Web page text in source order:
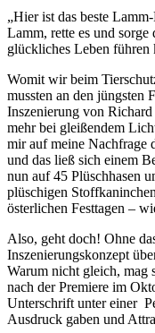
„Hier ist das beste
Lamm, rette es und sorge
glückliches Leben führen
Womit wir beim
mussten an den jüngsten
Inszenierung von
mehr bei gleißendem
mir auf meine Nachfrage
und das ließ sich einem
nun auf 45 Plüschhasen
plüschigen
österlichen Festtagen –
Also, geht doch! Ohne
Inszenierungskonzept
Warum nicht gleich, mag
nach der Premiere im
Unterschrift unter einer
Ausdruck gaben und